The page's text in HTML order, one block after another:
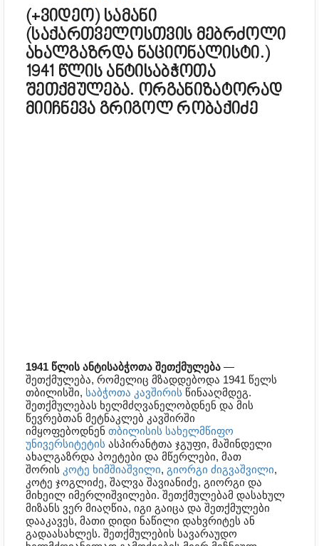
(+ვიდეო) სამანი
(საქართველოსთვის მებრძოლი
ახალგაზრდა ნაციონალისტი.)
1941 წლის ანტისაბჭოთა
შეთქმულება. ორგანიზატორად
მიიჩნევა გრიგოლ რობაქიძე
1941 წლის ანტისაბჭოთა შეთქმულება —
შეთქმულება, რომელიც მზადდებოდა 1941 წელს
თბილისში, საბჭოთა კავშირის წინააღმდეგ.
შეთქმულებას ხელმძღვანელობდნენ და მის
წევრებთან მეტნაკლებ კავშირში
იმყოფებოდნენ თბილისის სახელმწიფო
უნივერსიტეტის ასპირანტთა ჯგუფი, მაშინდელი
ახალგაზრდა პოეტები და მწერლები, მათ
შორის კოტე ხიმშიაშვილი, გიორგი ძიგვაშვილი,
კოტე ჯოგლიძე, შალვა შავიანიძე, გიორგი და
მიხეილ იმერლიშვილები. შეთქმულებამ დასახულ
მიზანს ვერ მიაღწია, იგი გაიცა და შეთქმულები
დააკავეს, მათი დიდი ნაწილი დახვრიტეს ან
გადაასახლეს. შეთქმულების სავარაუდო